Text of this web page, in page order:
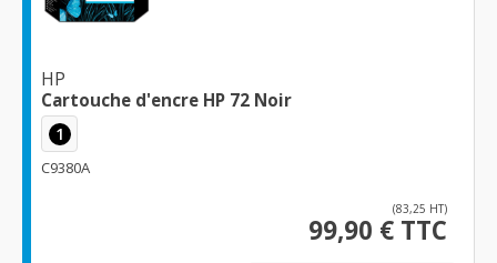
HP
Cartouche d'encre HP 72 Noir
1
C9380A
(83,25 HT)
99,90 € TTC